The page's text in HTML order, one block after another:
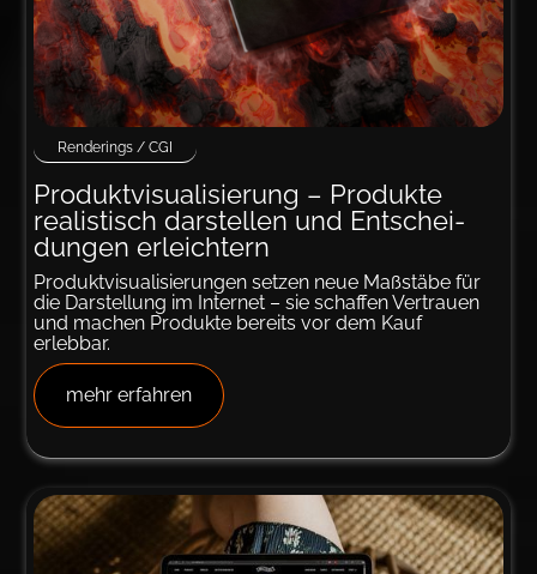
Renderings / CGI
Produkt­­visualisie­rung – Pro­duk­te
realistisch darstellen und Ent­schei­
dungen er­leich­tern
Produktvisualisierungen setzen neue Maßstäbe für
die Darstellung im Internet – sie schaffen Vertrauen
und machen Produkte bereits vor dem Kauf
erlebbar.
mehr erfahren